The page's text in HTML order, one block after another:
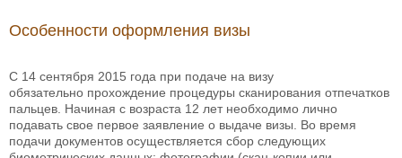
Особенности оформления визы
С 14 сентября 2015 года при подаче на визу
обязательно прохождение процедуры сканирования отпечатков
пальцев. Начиная с возраста 12 лет необходимо лично
подавать свое первое заявление о выдаче визы. Во время
подачи документов осуществляется сбор следующих